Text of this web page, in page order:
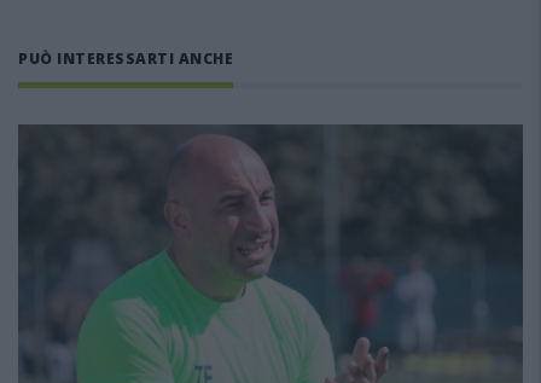
PUÒ INTERESSARTI ANCHE